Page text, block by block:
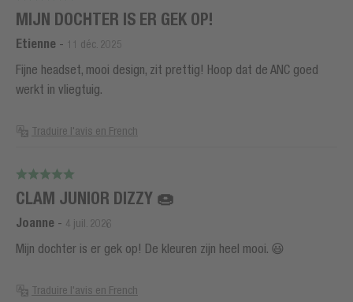
MIJN DOCHTER IS ER GEK OP!
Etienne - 11 déc. 2025
Fijne headset, mooi design, zit prettig! Hoop dat de ANC goed
werkt in vliegtuig.
Traduire l'avis en French
CLAM JUNIOR DIZZY 🍩
Joanne - 4 juil. 2026
Mijn dochter is er gek op! De kleuren zijn heel mooi. 😃
Traduire l'avis en French